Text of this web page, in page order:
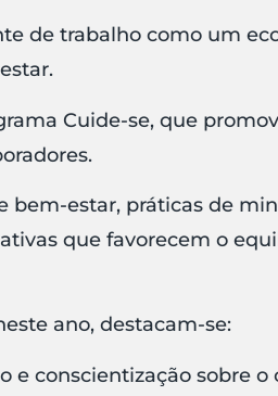
de trabalho como um
Cuide-se, que
bem-estar, práticas de
que favorecem o
ano, destacam-se:
e conscientização sobre